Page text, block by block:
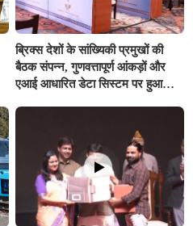
ब्रिक्स देशों के सांख्यिकी प्रमुखों की
बैठक संपन्न, गुणवत्तापूर्ण आंकड़ों और
एआई आधारित डेटा सिस्टम पर हुआ